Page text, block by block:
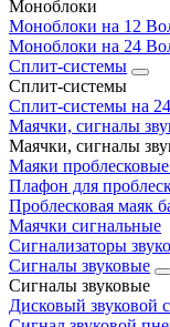
Моноблоки
Моноблоки на 12
Моноблоки на 24
Сплит-системы
Сплит-системы
Сплит‑системы на
Маячки, сигналы
Маячки, сигналы
Маяки
Плафон для
Проблесковая маяк
Маячки сигнальные
Сигнализаторы
Сигналы звуковые
Сигналы звуковые
Дисковый звуковой